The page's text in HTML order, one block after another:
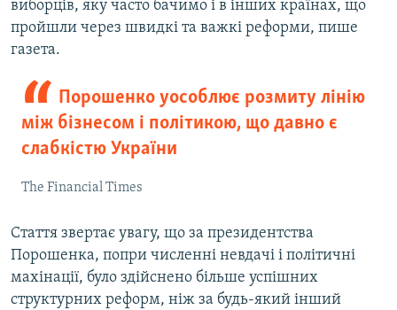
виборців, яку часто бачимо і в інших країнах, що
пройшли через швидкі та важкі реформи, пише
газета.
Порошенко уособлює розмиту лінію
між бізнесом і політикою, що давно є
слабкістю України
The Financial Times
Стаття звертає увагу, що за президентства
Порошенка, попри численні невдачі і політичні
махінації, було здійснено більше успішних
структурних реформ, ніж за будь-який інший